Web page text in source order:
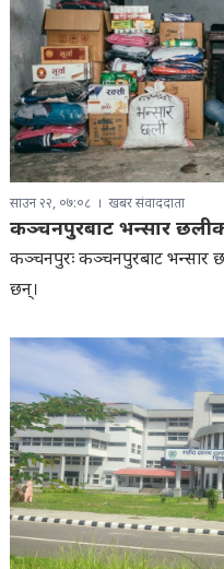
साउन २२, ०७:०८ खबर संवाददाता
कञ्चनपुरबाट भन्सार
कञ्चनपुरः कञ्चनपुरबाट भन्सार
छन्।